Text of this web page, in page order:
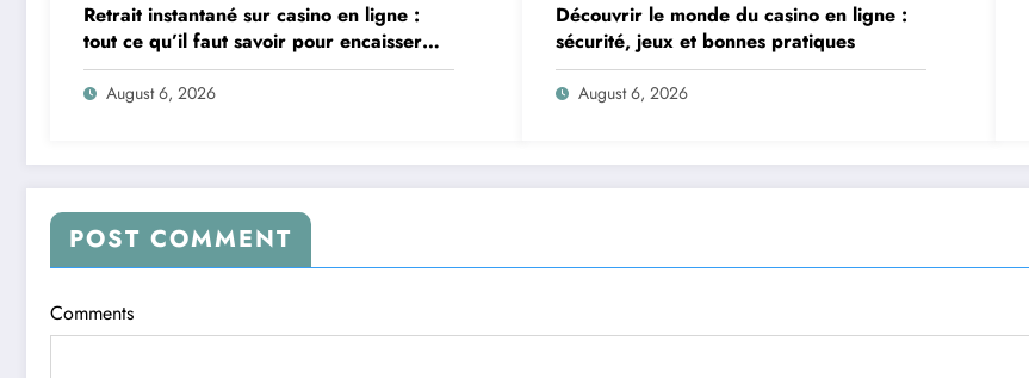
Retrait instantané sur casino en ligne :
tout ce qu’il faut savoir pour encaisser
vite et sereinement
August 6, 2026
Découvrir le monde du casino en ligne :
sécurité, jeux et bonnes pratiques
August 6, 2026
POST COMMENT
Comments